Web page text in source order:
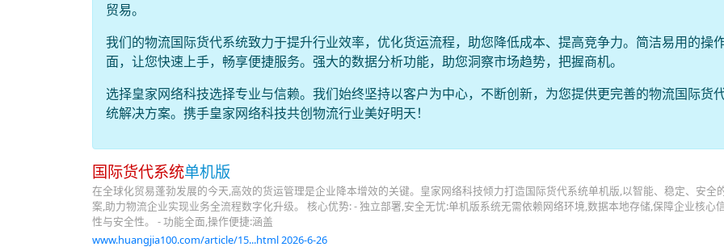
贸易。
我们的物流国际货代系统致力于提升行业效率，优化货运流程，助您降低成本、提高竞争力。简洁易用的操
面，让您快速上手，畅享便捷服务。强大的数据分析功能，助您洞察市场趋势，把握商机。
选择皇家网络科技选择专业与信赖。我们始终坚持以客户为中心，不断创新，为您提供更完善的物流国际货
统解决方案。携手皇家网络科技共创物流行业美好明天！
国际货代系统单机版
在全球化贸易蓬勃发展的今天,高效的货运管理是企业降本增效的关键。皇家网络科技倾力打造国际货代系统单机版,以智能、稳定、安全
案,助力物流企业实现业务全流程数字化升级。 核心优势: - 独立部署,安全无忧:单机版系统无需依赖网络环境,数据本地存储,保障企业核心
性与安全性。 - 功能全面,操作便捷:涵盖
www.huangjia100.com/article/15...html 2026-6-26